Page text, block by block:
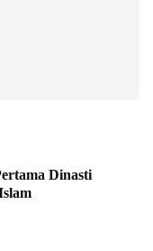
Dinasti